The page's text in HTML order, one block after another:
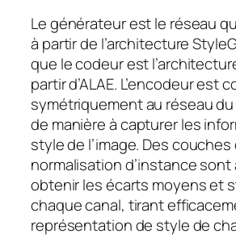
Le générateur est le réseau
à partir de l’architecture
que le codeur est
partir d’ALAE. L’encodeur est
symétriquement au réseau
de manière à capturer les
style de l’image. Des couches
normalisation d’instance
obtenir les écarts moyens et
chaque canal, tirant
représentation de style de